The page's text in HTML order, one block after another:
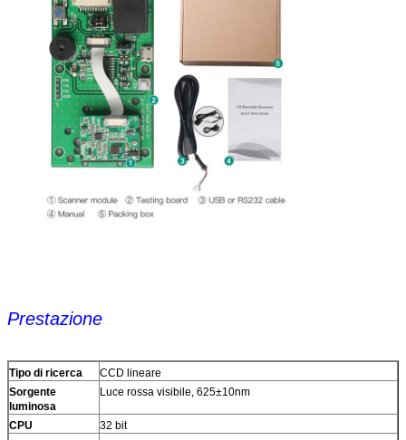
Prestazione
Tipo di ricerca
CCD lineare
Sorgente
luminosa
Luce rossa visibile, 625±10nm
CPU
32 bit